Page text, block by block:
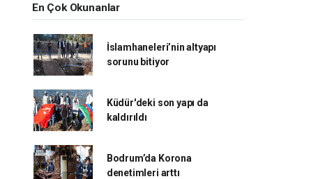
En Çok Okunanlar
İslamhaneleri’nin altyapı
sorunu bitiyor
Küdür'deki son yapı da
kaldırıldı
Bodrum’da Korona
denetimleri arttı